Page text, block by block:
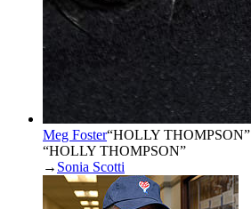
Meg Foster“HOLLY THOMPSON”
“HOLLY THOMPSON”
→ Sonia Scotti